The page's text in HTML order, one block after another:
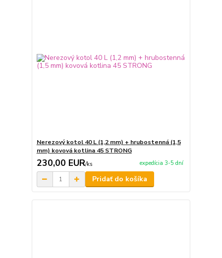
Nerezový kotol 40 L (1,2 mm) + hrubostenná (1,5
mm) kovová kotlina 45 STRONG
230,00 EUR/ks expedícia 3-5 dní
Pridať do košíka